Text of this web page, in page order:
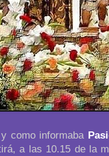
como informaba
a las 10.15 de la